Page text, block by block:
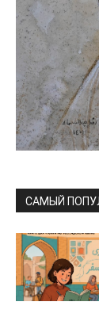
САМЫЙ